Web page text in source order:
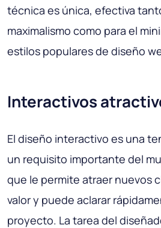
técnica es única, efectiva
maximalismo como para el
estilos populares de diseño
Interactivos
El diseño interactivo es una
un requisito importante del
que le permite atraer nuevos
valor y puede aclarar
proyecto. La tarea del